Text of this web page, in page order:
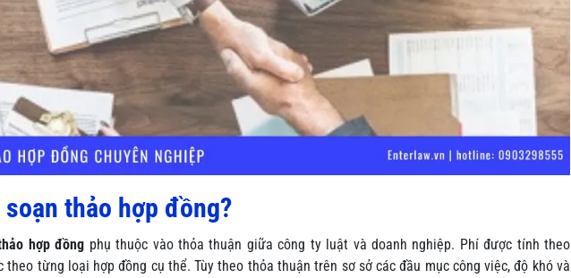
thảo hợp đồng?
hợp đồng phụ thuộc vào thỏa thuận giữa công ty luật và doanh nghiệp. Phí được tính theo
theo từng loại hợp đồng cụ thể. Tùy theo thỏa thuận trên sơ sở các đầu mục công việc, độ khó và